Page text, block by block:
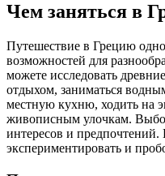
Чем заняться в
Путешествие в Грецию
возможностей для
можете исследовать
отдыхом, заниматься
местную кухню, ходить на
живописным улочкам.
интересов и предпочтений.
экспериментировать и